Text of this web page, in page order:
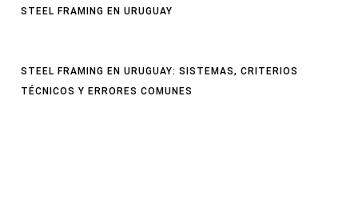
STEEL FRAMING EN URUGUAY
STEEL FRAMING EN URUGUAY: SISTEMAS, CRITERIOS
TÉCNICOS Y ERRORES COMUNES